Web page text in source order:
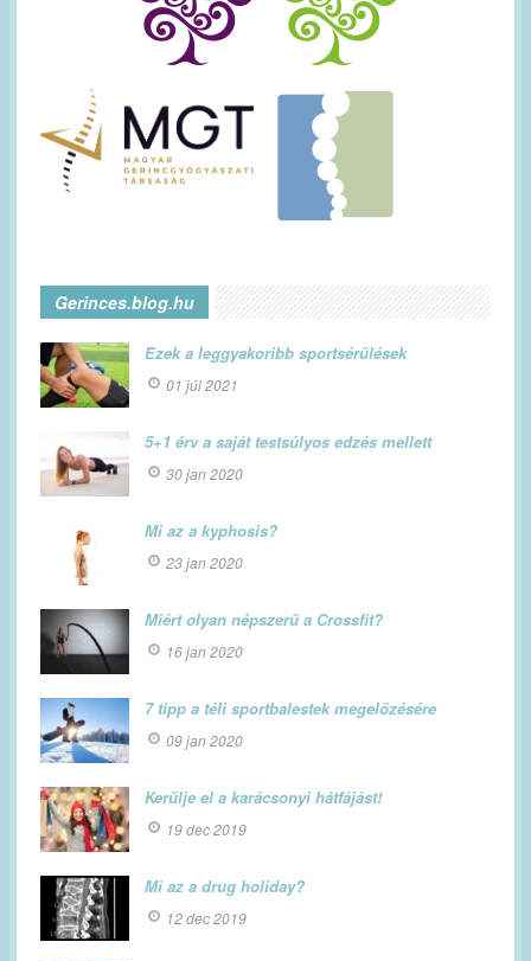
Gerinces.blog.hu
Ezek a leggyakoribb sportsérülések
01 júl 2021
5+1 érv a saját testsúlyos edzés mellett
30 jan 2020
Mi az a kyphosis?
23 jan 2020
Miért olyan népszerű a Crossfit?
16 jan 2020
7 tipp a téli sportbalestek megelőzésére
09 jan 2020
Kerülje el a karácsonyi hátfájást!
19 dec 2019
Mi az a drug holiday?
12 dec 2019